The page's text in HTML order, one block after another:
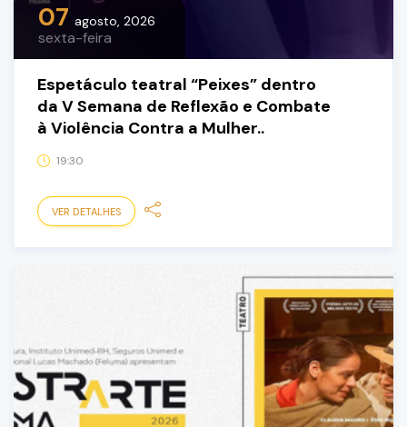
07 agosto, 2026
sexta-feira
Espetáculo teatral “Peixes” dentro
da V Semana de Reflexão e Combate
à Violência Contra a Mulher..
19:30
VER DETALHES